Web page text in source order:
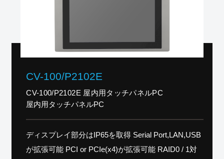
CV-100/P2102E
CV-100/P2102E 屋内用タッチパネルPC
屋内用タッチパネルPC
ディスプレイ部分はIP65を取得 Serial Port,LAN,USB
が拡張可能 PCI or PCIe(x4)が拡張可能 RAID0 / 1対